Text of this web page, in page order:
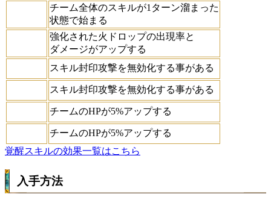
チーム全体のスキルが1ターン溜まった
状態で始まる
強化された火ドロップの出現率と
ダメージがアップする
スキル封印攻撃を無効化する事がある
スキル封印攻撃を無効化する事がある
チームのHPが5%アップする
チームのHPが5%アップする
覚醒スキルの効果一覧はこちら
入手方法